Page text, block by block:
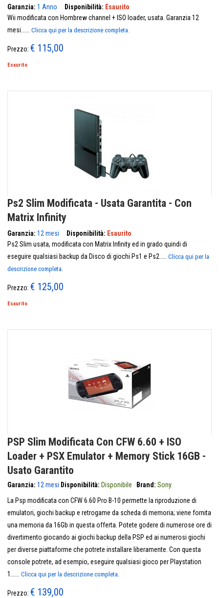
Garanzia: 1 Anno Disponibilità: Esaurito
Wii modificata con Hombrew channel + ISO loader, usata. Garanzia 12
mesi...... Clicca qui per la descrizione completa.
Prezzo: € 115,00
Esaurito
Ps2 Slim Modificata - Usata Garantita - Con
Matrix Infinity
Garanzia: 12 mesi Disponibilità: Esaurito
Ps2 Slim usata, modificata con Matrix Infinity ed in grado quindi di
eseguire qualsiasi backup da Disco di giochi Ps1 e Ps2..... Clicca qui per la
descrizione completa.
Prezzo: € 125,00
Esaurito
PSP Slim Modificata Con CFW 6.60 + ISO
Loader + PSX Emulator + Memory Stick 16GB -
Usato Garantito
Garanzia: 12 mesi Disponibilità: Disponibile Brand: Sony
La Psp modificata con CFW 6.60 Pro B-10 permette la riproduzione di
emulatori, giochi backup e retrogame da scheda di memoria; viene fornita
una memoria da 16Gb in questa offerta. Potete godere di numerose ore di
divertimento giocando ai giochi backup della PSP ed ai numerosi giochi
per diverse piattaforme che potrete installare liberamente. Con questa
console potrete, ad esempio, eseguire qualsiasi gioco per Playstation
1...... Clicca qui per la descrizione completa.
Prezzo: € 139,00